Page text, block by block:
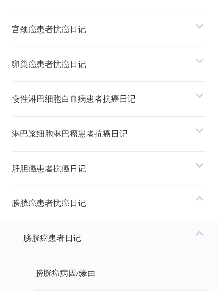
宫颈癌患者抗癌日记
卵巢癌患者抗癌日记
慢性淋巴细胞⽩⾎病患者抗癌日记
淋巴浆细胞淋巴瘤患者抗癌日记
肝胆癌患者抗癌日记
膀胱癌患者抗癌日记
膀胱癌患者日记
膀胱癌病因/缘由